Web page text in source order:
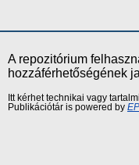
A repozitórium
hozzáférhetőségének
Itt kérhet technikai vagy
Publikációtár is powered by